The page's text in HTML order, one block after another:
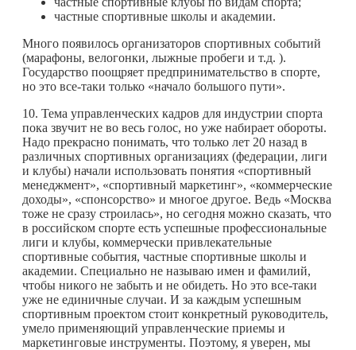
частные спортивные школы и академии.
Много появилось организаторов спортивных событий
(марафоны, велогонки, лыжные пробеги и т.д. ).
Государство поощряет предпринимательство в спорте,
но это все-таки только «начало большого пути».
10. Тема управленческих кадров для индустрии спорта
пока звучит не во весь голос, но уже набирает обороты.
Надо прекрасно понимать, что только лет 20 назад в
различных спортивных организациях (федерации, лиги
и клубы) начали использовать понятия «спортивный
менеджмент», «спортивный маркетинг», «коммерческие
доходы», «спонсорство» и многое другое. Ведь «Москва
тоже не сразу строилась», но сегодня можно сказать, что
в российском спорте есть успешные профессиональные
лиги и клубы, коммерчески привлекательные
спортивные события, частные спортивные школы и
академии. Специально не называю имен и фамилий,
чтобы никого не забыть и не обидеть. Но это все-таки
уже не единичные случаи. И за каждым успешным
спортивным проектом стоит конкретный руководитель,
умело применяющий управленческие приемы и
маркетинговые инструменты. Поэтому, я уверен, мы